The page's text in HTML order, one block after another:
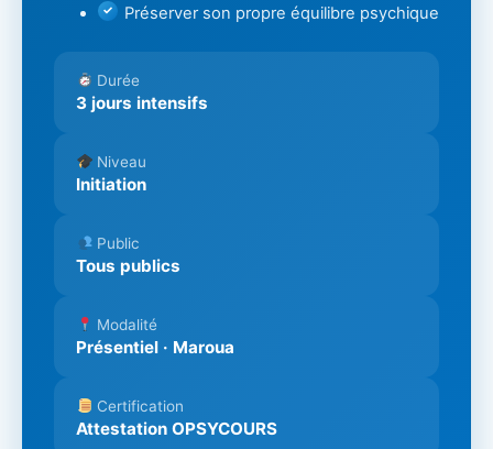
Préserver son propre équilibre psychique
Durée
3 jours intensifs
Niveau
Initiation
Public
Tous publics
Modalité
Présentiel · Maroua
Certification
Attestation OPSYCOURS